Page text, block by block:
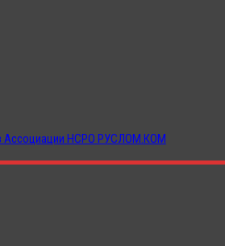
Ассоциации НСРО РУСЛОМ.КОМ